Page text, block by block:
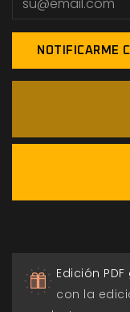
NOTIFICARME
Edición
con la